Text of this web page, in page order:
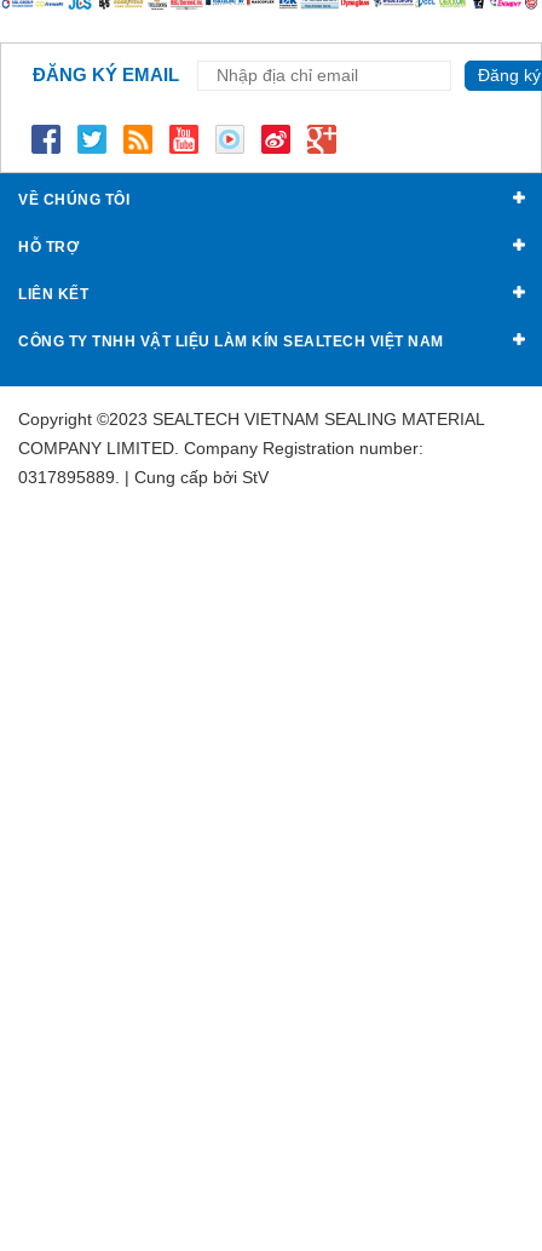
ĐĂNG KÝ EMAIL Đăng ký
VỀ CHÚNG TÔI
HỖ TRỢ
LIÊN KẾT
CÔNG TY TNHH VẬT LIỆU LÀM KÍN SEALTECH VIỆT NAM
Copyright ©2023 SEALTECH VIETNAM SEALING MATERIAL
COMPANY LIMITED. Company Registration number:
0317895889. | Cung cấp bởi StV